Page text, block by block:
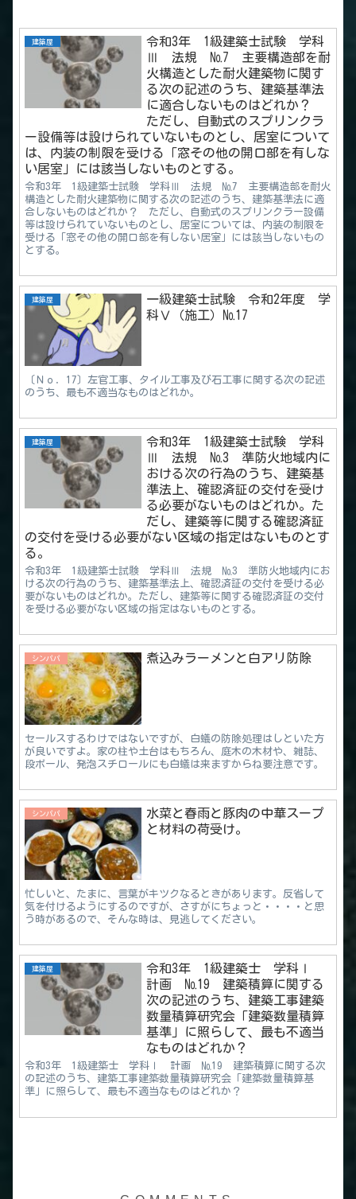
建築屋
令和3年 1級建築士試験 学科
Ⅲ 法規 №7 主要構造部を耐
火構造とした耐火建築物に関す
る次の記述のうち、建築基準法
に適合しないものはどれか？
ただし、自動式のスプリンクラ
ー設備等は設けられていないものとし、居室について
は、内装の制限を受ける「窓その他の開口部を有しな
い居室」には該当しないものとする。
令和3年 1級建築士試験 学科Ⅲ 法規 №7 主要構造部を耐火
構造とした耐火建築物に関する次の記述のうち、建築基準法に適
合しないものはどれか？ ただし、自動式のスプリンクラー設備
等は設けられていないものとし、居室については、内装の制限を
受ける「窓その他の開口部を有しない居室」には該当しないもの
とする。
建築屋
一級建築士試験 令和2年度 学
科Ⅴ（施工）№17
〔Ｎｏ．17〕左官工事、タイル工事及び石工事に関する次の記述
のうち、最も不適当なものはどれか。
建築屋
令和3年 1級建築士試験 学科
Ⅲ 法規 №3 準防火地域内に
おける次の行為のうち、建築基
準法上、確認済証の交付を受け
る必要がないものはどれか。た
だし、建築等に関する確認済証
の交付を受ける必要がない区域の指定はないものとす
る。
令和3年 1級建築士試験 学科Ⅲ 法規 №3 準防火地域内にお
ける次の行為のうち、建築基準法上、確認済証の交付を受ける必
要がないものはどれか。ただし、建築等に関する確認済証の交付
を受ける必要がない区域の指定はないものとする。
シンパパ 煮込みラーメンと白アリ防除
セールスするわけではないですが、白蟻の防除処理はしといた方
が良いですよ。家の柱や土台はもちろん、庭木の木材や、雑誌、
段ボール、発泡スチロールにも白蟻は来ますからね要注意です。
シンパパ
水菜と春雨と豚肉の中華スープ
と材料の荷受け。
忙しいと、たまに、言葉がキツクなるときがあります。反省して
気を付けるようにするのですが、さすがにちょっと・・・・と思
う時があるので、そんな時は、見逃してください。
建築屋
令和3年 1級建築士 学科Ⅰ
計画 №19 建築積算に関する
次の記述のうち、建築工事建築
数量積算研究会「建築数量積算
基準」に照らして、最も不適当
なものはどれか？
令和3年 1級建築士 学科Ⅰ 計画 №19 建築積算に関する次
の記述のうち、建築工事建築数量積算研究会「建築数量積算基
準」に照らして、最も不適当なものはどれか？